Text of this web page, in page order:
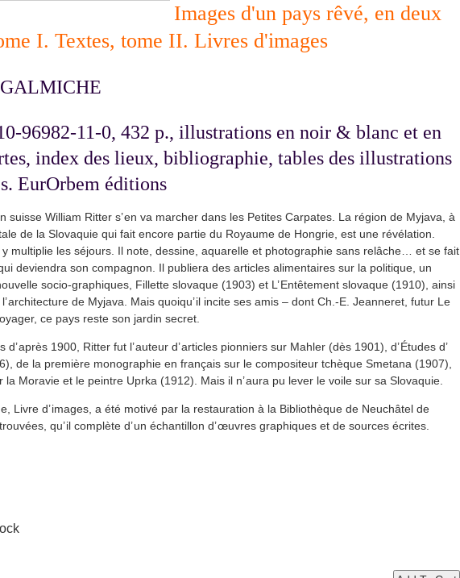
Images d'un pays rêvé, en deux
I. Textes, tome II. Livres d'images
96982-11-0, 432 p., illustrations en noir & blanc et en
index des lieux, bibliographie, tables des illustrations
EurOrbem éditions
suisse William Ritter s’ en va marcher dans les Petites Carpates. La région de Myjava, à
de la Slovaquie qui fait encore partie du Royaume de Hongrie, est une révélation.
y multiplie les séjours. Il note, dessine, aquarelle et photographie sans relâche… et se fait
deviendra son compagnon. Il publiera des articles alimentaires sur la politique, un
socio-graphiques, Fillette slovaque (1903) et L’ Entêtement slovaque (1910), ainsi
l’ architecture de Myjava. Mais quoiqu’ il incite ses amis – dont Ch.-E. Jeanneret, futur Le
ce pays reste son jardin secret.
d’ après 1900, Ritter fut l’ auteur d’ articles pionniers sur Mahler (dès 1901), d’ Études d’
de la première monographie en français sur le compositeur tchèque Smetana (1907),
la Moravie et le peintre Uprka (1912). Mais il n’ aura pu lever le voile sur sa Slovaquie.
Livre d’ images, a été motivé par la restauration à la Bibliothèque de Neuchâtel de
qu’ il complète d’ un échantillon d’ œuvres graphiques et de sources écrites.